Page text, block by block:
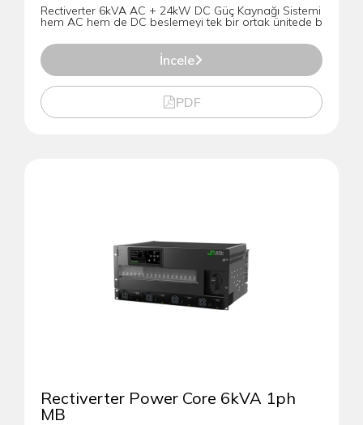
Rectiverter 6kVA AC + 24kW DC Güç Kaynağı Sistemi
hem AC hem de DC beslemeyi tek bir ortak ünitede b
İncele
PDF
Rectiverter Power Core 6kVA 1ph
MB